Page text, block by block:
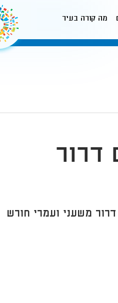
מה קורה בעיר
דרור
משעני ועמרי חורש